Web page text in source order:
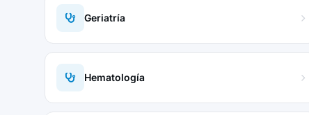
Geriatría
Hematología